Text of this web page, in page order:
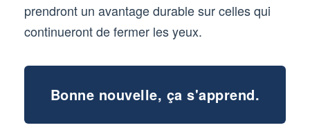
prendront un avantage durable sur celles qui
continueront de fermer les yeux.
Bonne nouvelle, ça s'apprend.